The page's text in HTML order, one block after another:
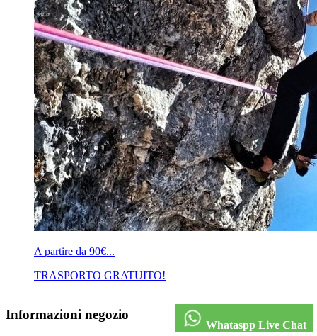
A partire da 90€...
TRASPORTO GRATUITO!
Informazioni negozio
Whataspp Live Chat